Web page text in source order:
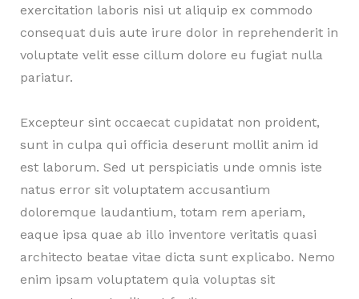
exercitation laboris nisi ut aliquip ex commodo
consequat duis aute irure dolor in reprehenderit in
voluptate velit esse cillum dolore eu fugiat nulla
pariatur.
Excepteur sint occaecat cupidatat non proident,
sunt in culpa qui officia deserunt mollit anim id
est laborum. Sed ut perspiciatis unde omnis iste
natus error sit voluptatem accusantium
doloremque laudantium, totam rem aperiam,
eaque ipsa quae ab illo inventore veritatis quasi
architecto beatae vitae dicta sunt explicabo. Nemo
enim ipsam voluptatem quia voluptas sit